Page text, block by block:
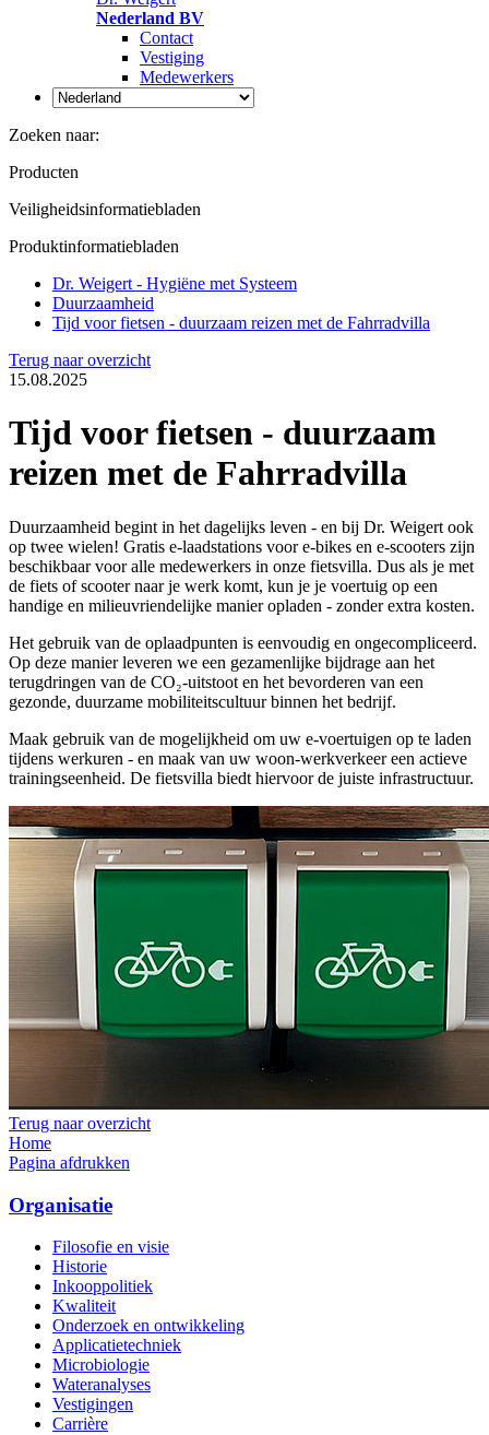
Nederland BV
Contact
Vestiging
Medewerkers
Zoeken naar:
Producten
Veiligheidsinformatiebladen
Produktinformatiebladen
Dr. Weigert - Hygiëne met Systeem
Duurzaamheid
Tijd voor fietsen - duurzaam reizen met de Fahrradvilla
Terug naar overzicht
15.08.2025
Tijd voor fietsen - duurzaam
reizen met de Fahrradvilla
Duurzaamheid begint in het dagelijks leven - en bij Dr. Weigert ook
op twee wielen! Gratis e-laadstations voor e-bikes en e-scooters zijn
beschikbaar voor alle medewerkers in onze fietsvilla. Dus als je met
de fiets of scooter naar je werk komt, kun je je voertuig op een
handige en milieuvriendelijke manier opladen - zonder extra kosten.
Het gebruik van de oplaadpunten is eenvoudig en ongecompliceerd.
Op deze manier leveren we een gezamenlijke bijdrage aan het
terugdringen van de CO₂-uitstoot en het bevorderen van een
gezonde, duurzame mobiliteitscultuur binnen het bedrijf.
Maak gebruik van de mogelijkheid om uw e-voertuigen op te laden
tijdens werkuren - en maak van uw woon-werkverkeer een actieve
trainingseenheid. De fietsvilla biedt hiervoor de juiste infrastructuur.
Terug naar overzicht
Home
Pagina afdrukken
Organisatie
Filosofie en visie
Historie
Inkooppolitiek
Kwaliteit
Onderzoek en ontwikkeling
Applicatietechniek
Microbiologie
Wateranalyses
Vestigingen
Carrière